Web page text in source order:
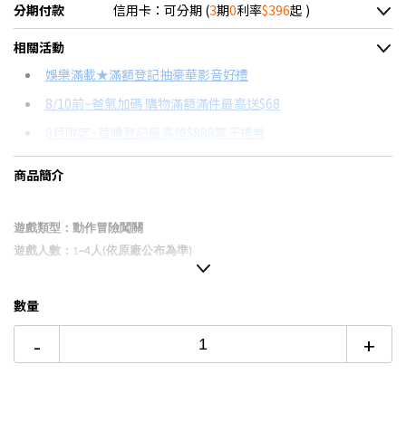
分期付款 信用卡：可分期 (3期0利率$396起 )
＊實際可分期數、適用利率，請以購物車顯示為主
信用卡分期
分期數
12期
24期
每期金額 配合銀行/業者
相關活動
娛樂滿載★滿額登記抽豪華影音好禮
8/10前~爸氣加碼 購物滿額滿件最高送$68
8月限定~首購登記最高領$888電子禮券
台灣大哥大Open Possible聯名卡滿額最高回饋25%
Switch OLED 與 Switch主機規格比較→點我看達人教你買
商品簡介
遊戲類型：動作冒險闖關
遊戲人數： 1~4 人(依原廠公布為準)
觸碰「驚奇花」，關卡玩法便會大大改變！
▉各關卡都有全新驚喜和令人期待的要素！
數量
- +